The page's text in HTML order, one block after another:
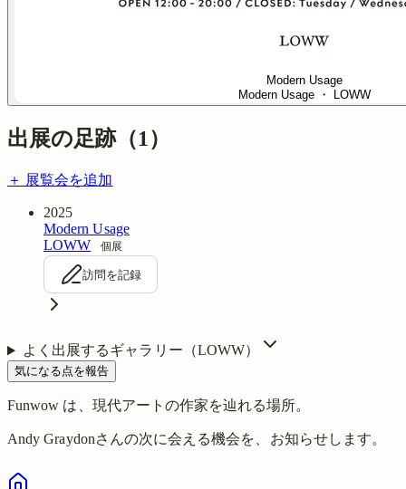
Modern Usage
Modern Usage ・ LOWW
出展の足跡（1）
＋ 展覧会を追加
2025
Modern Usage
LOWW
個展
訪問を記録
よく出展するギャラリー（LOWW）
気になる点を報告
Funwow は、現代アートの作家を辿れる場所。
Andy Graydonさんの次に会える機会を、お知らせします。